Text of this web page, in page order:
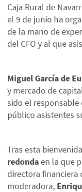
Caja Rural de
el 9 de junio ha
de la mano de
del CFO y al que
Miguel García de
y mercado de
sido el responsable
público asistentes
Tras esta
redondaen la que
directora financiera
moderadora,